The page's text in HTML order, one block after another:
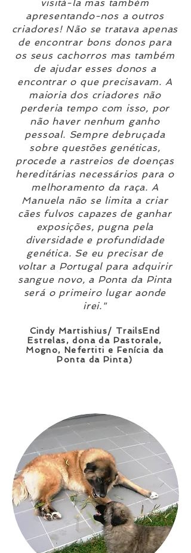
visitá-la mas também
apresentando-nos a outros
criadores! Não se tratava apenas
de encontrar bons donos para
os seus cachorros mas também
de ajudar esses donos a
encontrar o que precisavam. A
maioria dos criadores não
perderia tempo com isso, por
não haver nenhum ganho
pessoal. Sempre debruçada
sobre questões genéticas,
procede a rastreios de doenças
hereditárias necessários para o
melhoramento da raça. A
Manuela não se limita a criar
cães fulvos capazes de ganhar
exposições, pugna pela
diversidade e profundidade
genética. Se eu precisar de
voltar a Portugal para adquirir
sangue novo, a Ponta da Pinta
será o primeiro lugar aonde
irei."
Cindy Martishius/ TrailsEnd
Estrelas, dona da Pastorale,
Mogno, Nefertiti e Fenícia da
Ponta da Pinta)